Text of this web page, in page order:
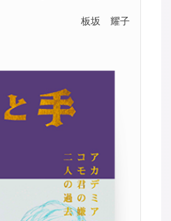
板坂 耀子